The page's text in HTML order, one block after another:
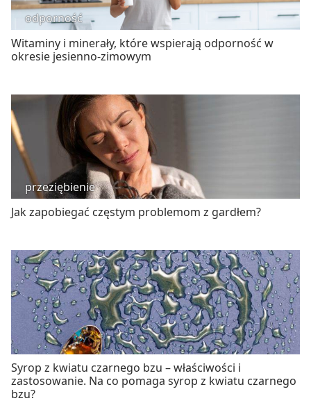
odporność
Witaminy i minerały, które wspierają odporność w
okresie jesienno-zimowym
przeziębienie
Jak zapobiegać częstym problemom z gardłem?
Syrop z kwiatu czarnego bzu – właściwości i
zastosowanie. Na co pomaga syrop z kwiatu czarnego
bzu?